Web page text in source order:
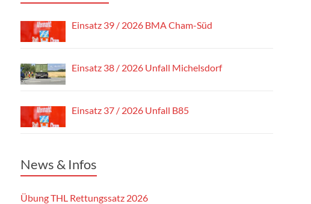
Einsatz 39 / 2026 BMA Cham-Süd
Einsatz 38 / 2026 Unfall Michelsdorf
Einsatz 37 / 2026 Unfall B85
News & Infos
Übung THL Rettungssatz 2026